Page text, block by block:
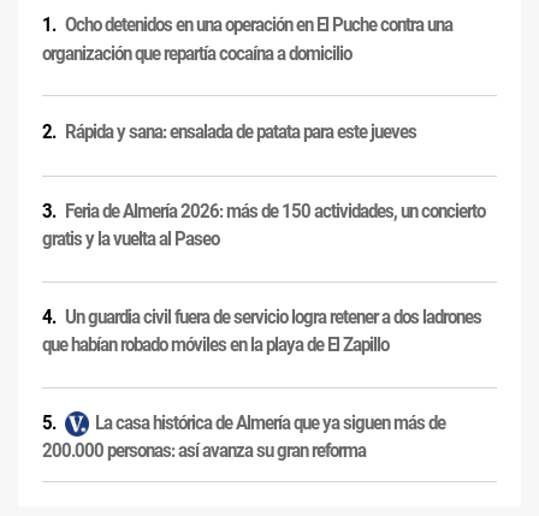
Ocho detenidos en una operación en El Puche contra una
organización que repartía cocaína a domicilio
Rápida y sana: ensalada de patata para este jueves
Feria de Almería 2026: más de 150 actividades, un concierto
gratis y la vuelta al Paseo
Un guardia civil fuera de servicio logra retener a dos ladrones
que habían robado móviles en la playa de El Zapillo
La casa histórica de Almería que ya siguen más de
200.000 personas: así avanza su gran reforma